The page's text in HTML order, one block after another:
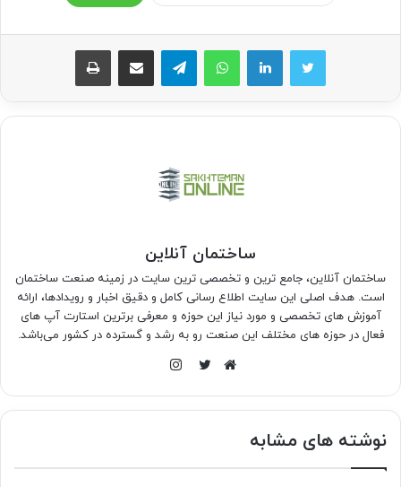
واتس آپ تلگرام اشتراک گذاری از طریق ایمیل چاپ
ساختمان آنلاین
ساختمان آنلاین، جامع ترین و تخصصی ترین سایت در زمینه صنعت ساختمان
است. هدف اصلی این سایت اطلاع رسانی کامل و دقیق اخبار و رویدادها، ارائه
آموزش های تخصصی و مورد نیاز این حوزه و معرفی برترین استارت آپ های
فعال در حوزه های مختلف این صنعت رو به رشد و گسترده در کشور می‌باشد.
نوشته های مشابه